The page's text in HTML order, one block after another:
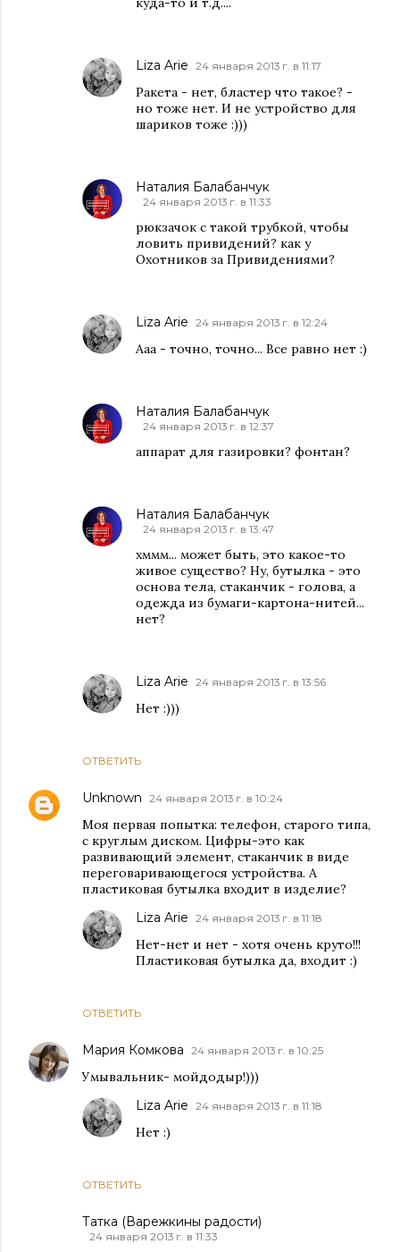
ОТВЕТИТЬ
Liza Arie 24 января 2013 г. в 11:17
Ракета - нет, бластер что такое? -
но тоже нет. И не устройство для
шариков тоже :)))
Наталия Балабанчук
24 января 2013 г. в 11:33
рюкзачок с такой трубкой, чтобы
ловить привидений? как у
Охотников за Привидениями?
Liza Arie 24 января 2013 г. в 12:24
Ааа - точно, точно... Все равно нет :)
Наталия Балабанчук
24 января 2013 г. в 12:37
аппарат для газировки? фонтан?
Наталия Балабанчук
24 января 2013 г. в 13:47
хммм... может быть, это какое-то
живое существо? Ну, бутылка - это
основа тела, стаканчик - голова, а
одежда из бумаги-картона-нитей...
нет?
Liza Arie 24 января 2013 г. в 13:56
Нет :)))
Unknown 24 января 2013 г. в 10:24
Моя первая попытка: телефон, старого типа,
с круглым диском. Цифры-это как
развивающий элемент, стаканчик в виде
переговаривающегося устройства. А
пластиковая бутылка входит в изделие?
ОТВЕТИТЬ
Liza Arie 24 января 2013 г. в 11:18
Нет-нет и нет - хотя очень круто!!!
Пластиковая бутылка да, входит :)
Мария Комкова 24 января 2013 г. в 10:25
Умывальник- мойдодыр!)))
ОТВЕТИТЬ
Liza Arie 24 января 2013 г. в 11:18
Нет :)
Татка (Варежкины радости)
24 января 2013 г. в 11:33